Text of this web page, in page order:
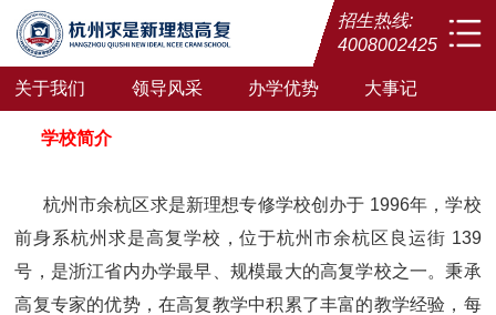
招生热线:
4008002425
关于我们 领导风采 办学优势 大事记
学校简介
杭州市余杭区求是新理想专修学校创办于 1996年，学校
前身系杭州求是高复学校，位于杭州市余杭区良运街 139
号，是浙江省内办学最早、规模最大的高复学校之一。秉承
高复专家的优势，在高复教学中积累了丰富的教学经验，每